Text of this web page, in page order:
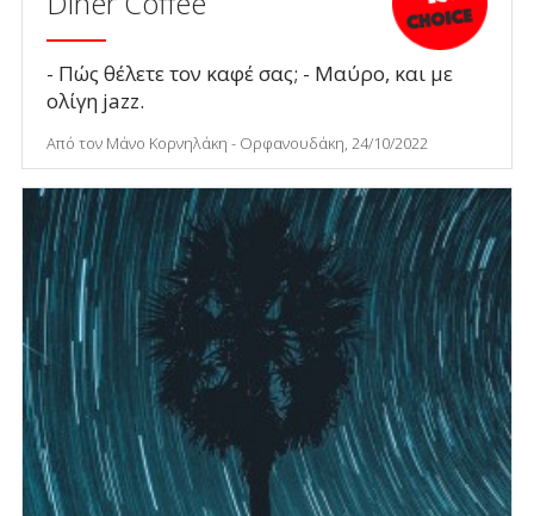
- Πώς θέλετε τον καφέ σας; - Μαύρο, και με
ολίγη jazz.
Από τον Μάνο Κορνηλάκη - Ορφανουδάκη, 24/10/2022